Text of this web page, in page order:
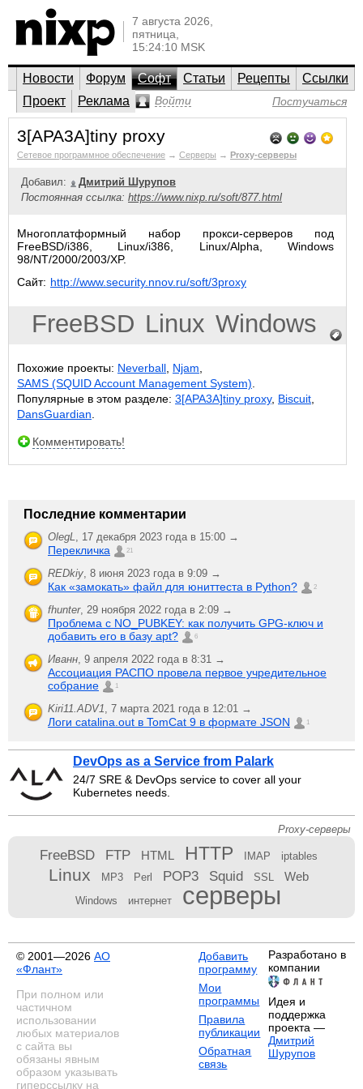
7 августа 2026,
пятница,
15:24:10 MSK
Новости Форум Софт Статьи Рецепты
Ссылки
Проект
Реклама Войти Постучаться
3[APA3A]tiny proxy
Сетевое программное обеспечение → Серверы → Proxy-серверы
Добавил:
Дмитрий Шурупов
Постоянная ссылка: https://www.nixp.ru/soft/877.html
Многоплатформный набор прокси-серверов под
FreeBSD/i386, Linux/i386, Linux/Alpha, Windows
98/NT/2000/2003/XP.
Сайт: http://www.security.nnov.ru/soft/3proxy
FreeBSD Linux Windows
Похожие проекты: Neverball Njam
SAMS (SQUID Account Management System)
Популярные в этом разделе: 3[APA3A]tiny proxy, Biscuit
DansGuardian
Комментировать!
Последние комментарии
OlegL, 17 декабря 2023 года в 15:00 →
Перекличка 21
REDkiy, 8 июня 2023 года в 9:09 →
Как «замокать» файл для юниттеста в Python? 2
fhunter, 29 ноября 2022 года в 2:09 →
Проблема с NO_PUBKEY: как получить GPG-ключ и
добавить его в базу apt?
6
Иванн, 9 апреля 2022 года в 8:31 →
Ассоциация РАСПО провела первое учредительное
собрание
1
Kiri11.ADV1, 7 марта 2021 года в 12:01 →
Логи catalina.out в TomCat 9 в формате JSON 1
DevOps as a Service from Palark
24/7 SRE & DevOps service to cover all your
Kubernetes needs.
Proxy-серверы
FreeBSD FTP HTML HTTP IMAP iptables
Linux MP3 Perl POP3 Squid SSL Web
Windows интернет серверы
© 2001—2026 АО
«Флант»
При полном или
частичном
использовании
любых материалов
с сайта вы
обязаны явным
образом указывать
гиперссылку на
Добавить
программу
Мои
программы
Правила
публикации
Обратная
связь
Разработано в
компании
Идея и
поддержка
проекта —
Дмитрий
Шурупов